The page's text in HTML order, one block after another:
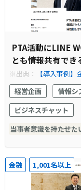
PTA活動にLINE
とも情報共有で
した。
※出典：
【導入事例
S
経営企画 情報シ
ビジネスチャット
当事者意識を持たせた
金融 1,001名以上